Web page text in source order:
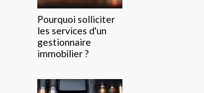
Pourquoi solliciter
les services d'un
gestionnaire
immobilier ?